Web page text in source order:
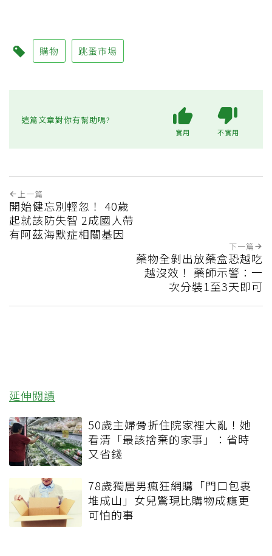
購物 跳蚤市場
這篇文章對你有幫助嗎?
實用 不實用
上一篇
開始健忘別輕忽！ 40歲
起就該防失智 2成國人帶
有阿茲海默症相關基因
下一篇
藥物全剝出放藥盒恐越吃
越沒效！ 藥師示警：一
次分裝1至3天即可
延伸閱讀
50歲主婦骨折住院家裡大亂！她
看清「最該捨棄的家事」：省時
又省錢
78歲獨居男瘋狂網購「門口包裹
堆成山」女兒驚現比購物成癮更
可怕的事